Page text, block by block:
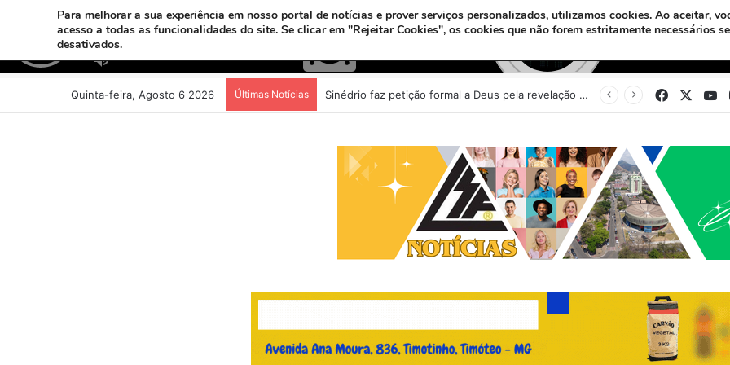
Quinta-feira, Agosto 6 2026 Últimas Notícias Sinédrio faz petição formal a Deus pela revelação do Messias e construção do 3º Templo Facebook
Para melhorar a sua experiência em nosso portal de notícias e prover serviços personalizados, utilizamos cookies. Ao aceitar,
acesso a todas as funcionalidades do site. Se clicar em "Rejeitar Cookies", os cookies que não forem estritamente necessários
desativados.